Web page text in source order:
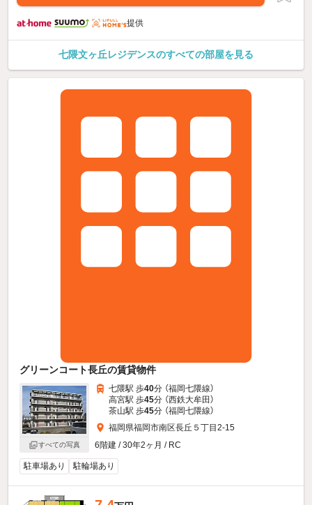
提供
七隈文ヶ丘レジデンスのすべての部屋を見る
グリーンコート長丘の賃貸物件
すべての写真
七隈駅 歩40分 （福岡七隈線）
高宮駅 歩45分 （西鉄大牟田）
茶山駅 歩45分 （福岡七隈線）
福岡県福岡市南区長丘５丁目2-15
6階建 / 30年2ヶ月 / RC
駐車場あり 駐輪場あり